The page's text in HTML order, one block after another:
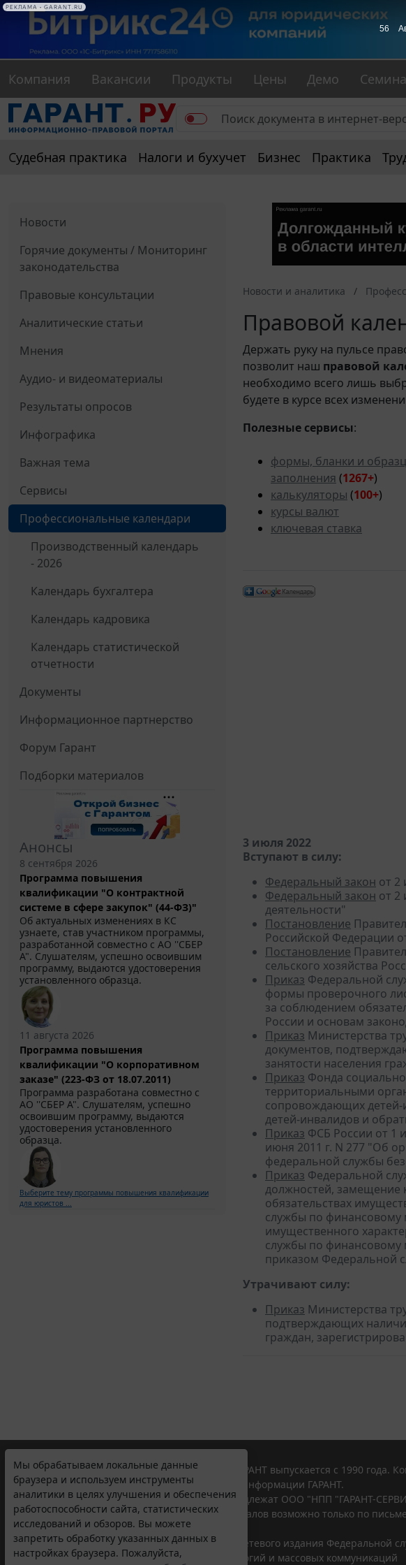
Компания Вакансии Продукты Цены Демо
Судебная практика Налоги и бухучет Бизнес Практика
Новости
Горячие документы / Мониторинг
законодательства
Правовые консультации
Аналитические статьи
Мнения
Аудио- и видеоматериалы
Результаты опросов
Инфографика
Важная тема
Сервисы
Профессиональные календари
Производственный календарь
- 2026
Календарь бухгалтера
Календарь кадровика
Календарь статистической
отчетности
Документы
Информационное партнерство
Форум Гарант
Подборки материалов
Анонсы
8 сентября 2026
Программа повышения
квалификации "О контрактной
системе в сфере закупок" (44-ФЗ)"
Об актуальных изменениях в КС
узнаете, став участником программы,
разработанной совместно с АО ''СБЕР
А". Слушателям, успешно освоившим
программу, выдаются удостоверения
установленного образца.
11 августа 2026
Программа повышения
квалификации "О корпоративном
заказе" (223-ФЗ от 18.07.2011)
Программа разработана совместно с
АО ''СБЕР А". Слушателям, успешно
освоившим программу, выдаются
удостоверения установленного
образца.
Выберите тему программы повышения квалификации
для юристов ...
Новости и аналитика
Правовой
Держать руку на пульсе
позволит наш правовой
необходимо всего лишь
будете в курсе всех
Полезные сервисы:
формы, бланки и
заполнения (1267+)
калькуляторы (100+)
курсы валют
ключевая ставка
3 июля 2022
Вступают в силу:
Федеральный закон от 2
Федеральный закон от 2
деятельности"
Постановление
Российской Федерации
Постановление
сельского хозяйства
Приказ Федеральной
формы проверочного
за соблюдением
России и основам
Приказ Министерства
документов,
занятости населения
Приказ Фонда
территориальными
сопровождающих детей-
детей-инвалидов и
Приказ ФСБ России от 1
июня 2011 г. N 277 "Об
федеральной службы
Приказ Федеральной
должностей, замещение
обязательствах
службы по финансовому
имущественного
службы по финансовому
приказом Федеральной
Утрачивают силу:
Приказ Министерства
подтверждающих
граждан,
Мы обрабатываем локальные данные
браузера и используем инструменты
аналитики в целях улучшения и обеспечения
работоспособности сайта, статистических
исследований и обзоров. Вы можете
запретить обработку указанных данных в
настройках браузера. Пожалуйста,
© ООО "НПП "ГАРАНТ-СЕРВИС", 2026. Система ГАРАНТ выпускается с 1990 года.
участниками Российской ассоциации правовой информации ГАРАНТ.
Все права на материалы сайта ГАРАНТ.РУ принадлежат ООО "НПП "ГАРАНТ-
Полное или частичное воспроизведение материалов возможно только по
Правила использования портала.
Портал ГАРАНТ.РУ зарегистрирован в качестве сетевого издания Федеральной
надзору в сфере связи,информационных технологий и массовых коммуникаций
55
РЕКЛАМА • GARANT.RU